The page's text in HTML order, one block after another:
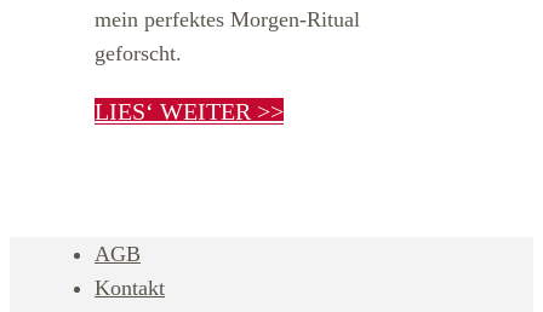
mein perfektes Morgen-Ritual
geforscht.
LIES‘ WEITER >>
AGB
Kontakt